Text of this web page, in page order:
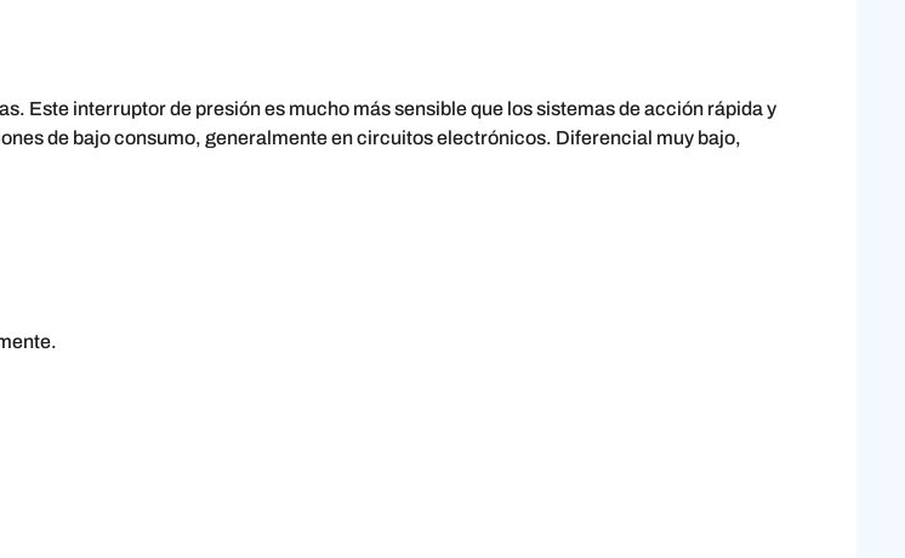
Este interruptor de presión es mucho más sensible que los sistemas de acción rápida y
de bajo consumo, generalmente en circuitos electrónicos. Diferencial muy bajo,